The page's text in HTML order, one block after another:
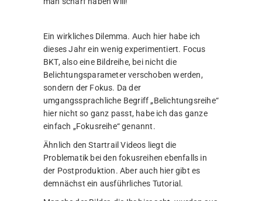
Ein wirkliches Dilemma. Auch hier habe ich
dieses Jahr ein wenig experimentiert. Focus
BKT, also eine Bildreihe, bei nicht die
Belichtungsparameter verschoben werden,
sondern der Fokus. Da der
umgangssprachliche Begriff „Belichtungsreihe“
hier nicht so ganz passt, habe ich das ganze
einfach „Fokusreihe“ genannt.
Ähnlich den Startrail Videos liegt die
Problematik bei den fokusreihen ebenfalls in
der Postproduktion. Aber auch hier gibt es
demnächst ein ausführliches Tutorial.